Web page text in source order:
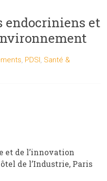
endocriniens et
, PDSI, Santé &
et de l’innovation
de l’Industrie, Paris